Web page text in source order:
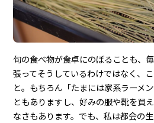
旬の食べ物が食卓にのぼることも、
張ってそうしているわけではなく、
と。もちろん「たまには家系ラーメ
ともありますし、好みの服や靴を買
なさもあります。でも、私は都会の